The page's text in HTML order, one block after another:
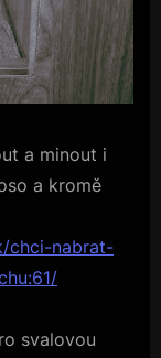
a minout i
a kromě
chci-nabrat-
svalovou